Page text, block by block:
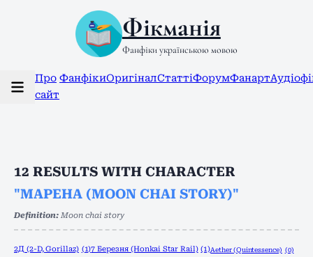
Фікманія
Фанфіки українською мовою
Про
сайт
ФанфікиОригіналСтаттіФорумФанарт
12 RESULTS WITH CHARACTER
"МАРЕНА (MOON CHAI STORY)"
Definition: Moon chai story
2Д (2-D, Gorillaz) (1)7 Березня (Honkai Star Rail) (1)Aether (Quintessence) (0)